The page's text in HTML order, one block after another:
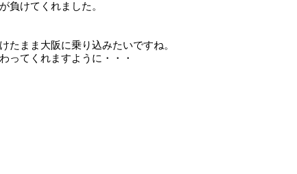
負けてくれました。
たまま大阪に乗り込みたいですね。
ってくれますように・・・